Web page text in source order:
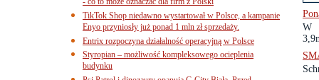
W
TikTok Shop niedawno wystartował w Polsce, a kampanie
Enyo przyniosły już ponad 1 mln zł sprzedaży.
Entrix rozpoczyna działalność operacyjną w Polsce
Styropian – możliwość kompleksowego ocieplenia
budynku